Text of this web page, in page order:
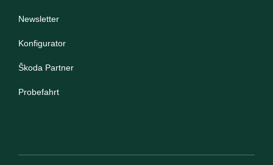
Newsletter
Konfigurator
Škoda Partner
Probefahrt